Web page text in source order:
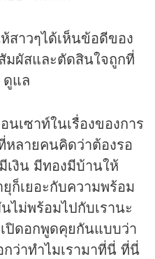
สาวๆได้เห็นข้อดีของ
มผัสและตัดสินใจถูกที่
ดูแล
เซาท์ในเรื่องของการ
หลายคนคิดว่าต้องรอ
งิน มีทองมีบ้านให้
ก็เยอะกับความพร้อม
ไม่พร้อมไปกับเรานะ
ปิดอกพูดคุยกันแบบว่า
ว่าทำไมเรามาที่นี่ ที่นี่